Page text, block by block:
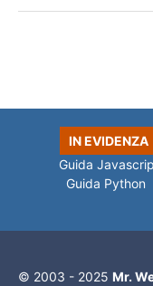
IN EVIDENZA
Guida
Guida Python
© 2003 - 2025 Mr.